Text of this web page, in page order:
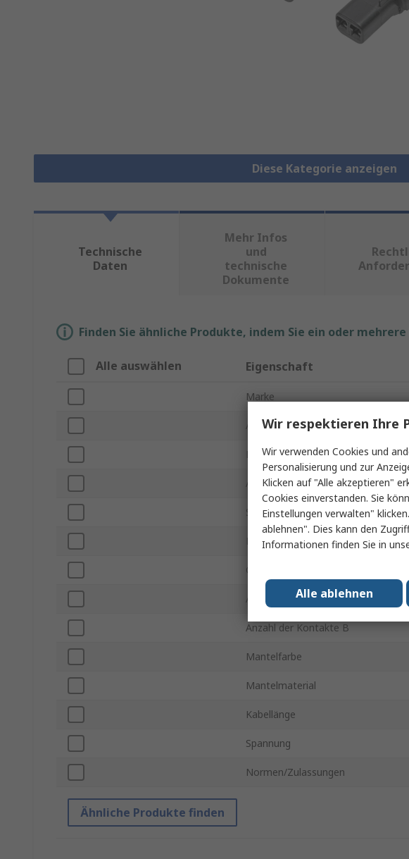
Diese Kategorie anzeigen
Technische
Daten
Mehr Infos
und
technische
Dokumente
Finden Sie ähnliche Produkte, indem Sie ein oder
Alle auswählen Eigenschaft
Marke
Anschlusstyp A
Produkt Typ
Anschlusstyp B
Serie
Reihenanzahl A
Gender Steckverbinders A
Anzahl der Kontakte A
Anzahl der Kontakte B
Mantelfarbe
Mantelmaterial
Kabellänge
Spannung
Normen/Zulassungen
Ähnliche Produkte finden
Wir respektieren Ihre
Wir verwenden Cookies und
Personalisierung und zur
Klicken auf "Alle akzeptieren"
Cookies einverstanden. Sie
Einstellungen verwalten"
ablehnen". Dies kann den
Informationen finden Sie in
Alle ablehnen